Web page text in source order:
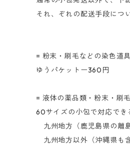
それ、ぞれの配送手段につ
= 粉末・刷毛などの染色道
ゆうパケットー360円
= 液体の薬品類・粉末・刷
60サイズの小包で対応でき
九州地方（鹿児島県の離
九州地方以外（沖縄県も